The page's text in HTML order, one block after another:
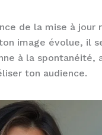
de la mise à
image évolue, il
à la spontanéité,
ton audience.